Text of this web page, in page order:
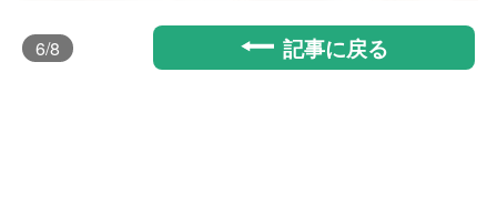
6/8 記事に戻る